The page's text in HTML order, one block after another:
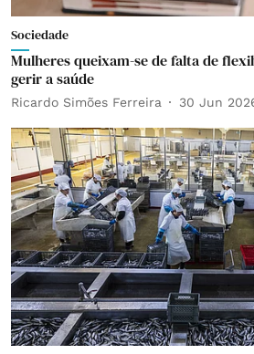
Sociedade
Mulheres queixam-se de falta de
gerir a saúde
Ricardo Simões Ferreira 30 Jun